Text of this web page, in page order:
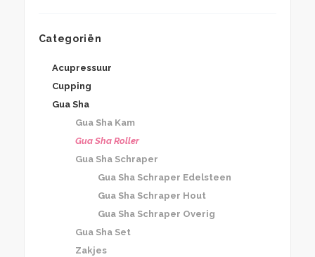
Categoriën
Acupressuur
Cupping
Gua Sha
Gua Sha Kam
Gua Sha Roller
Gua Sha Schraper
Gua Sha Schraper Edelsteen
Gua Sha Schraper Hout
Gua Sha Schraper Overig
Gua Sha Set
Zakjes